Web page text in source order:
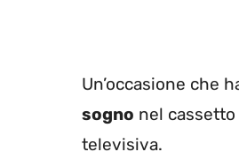
Un’occasione che
sogno nel
televisiva.